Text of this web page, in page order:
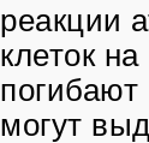
реакции
клеток
могут